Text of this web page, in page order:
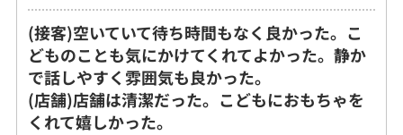
(接客)空いていて待ち時間もなく良かった。こ
どものことも気にかけてくれてよかった。静か
で話しやすく雰囲気も良かった。
(店舗)店舗は清潔だった。こどもにおもちゃを
くれて嬉しかった。